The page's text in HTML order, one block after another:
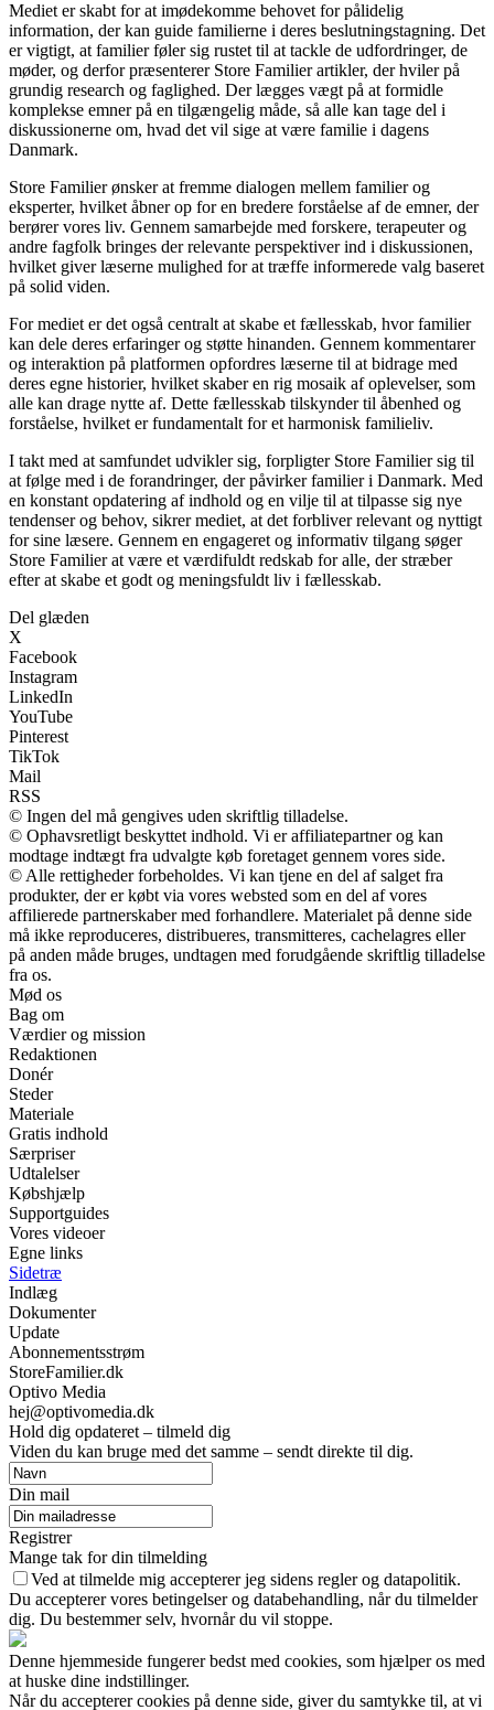
Mediet er skabt for at imødekomme behovet for pålidelig
information, der kan guide familierne i deres beslutningstagning. Det
er vigtigt, at familier føler sig rustet til at tackle de udfordringer, de
møder, og derfor præsenterer Store Familier artikler, der hviler på
grundig research og faglighed. Der lægges vægt på at formidle
komplekse emner på en tilgængelig måde, så alle kan tage del i
diskussionerne om, hvad det vil sige at være familie i dagens
Danmark.
Store Familier ønsker at fremme dialogen mellem familier og
eksperter, hvilket åbner op for en bredere forståelse af de emner, der
berører vores liv. Gennem samarbejde med forskere, terapeuter og
andre fagfolk bringes der relevante perspektiver ind i diskussionen,
hvilket giver læserne mulighed for at træffe informerede valg baseret
på solid viden.
For mediet er det også centralt at skabe et fællesskab, hvor familier
kan dele deres erfaringer og støtte hinanden. Gennem kommentarer
og interaktion på platformen opfordres læserne til at bidrage med
deres egne historier, hvilket skaber en rig mosaik af oplevelser, som
alle kan drage nytte af. Dette fællesskab tilskynder til åbenhed og
forståelse, hvilket er fundamentalt for et harmonisk familieliv.
I takt med at samfundet udvikler sig, forpligter Store Familier sig til
at følge med i de forandringer, der påvirker familier i Danmark. Med
en konstant opdatering af indhold og en vilje til at tilpasse sig nye
tendenser og behov, sikrer mediet, at det forbliver relevant og nyttigt
for sine læsere. Gennem en engageret og informativ tilgang søger
Store Familier at være et værdifuldt redskab for alle, der stræber
efter at skabe et godt og meningsfuldt liv i fællesskab.
Del glæden
X
Facebook
Instagram
LinkedIn
YouTube
Pinterest
TikTok
Mail
RSS
© Ingen del må gengives uden skriftlig tilladelse.
© Ophavsretligt beskyttet indhold. Vi er affiliatepartner og kan
modtage indtægt fra udvalgte køb foretaget gennem vores side.
© Alle rettigheder forbeholdes. Vi kan tjene en del af salget fra
produkter, der er købt via vores websted som en del af vores
affilierede partnerskaber med forhandlere. Materialet på denne side
må ikke reproduceres, distribueres, transmitteres, cachelagres eller
på anden måde bruges, undtagen med forudgående skriftlig tilladelse
fra os.
Mød os
Bag om
Værdier og mission
Redaktionen
Donér
Steder
Materiale
Gratis indhold
Særpriser
Udtalelser
Købshjælp
Supportguides
Vores videoer
Egne links
Sidetræ
Indlæg
Dokumenter
Update
Abonnementsstrøm
StoreFamilier.dk
Optivo Media
hej@optivomedia.dk
Hold dig opdateret – tilmeld dig
Viden du kan bruge med det samme – sendt direkte til dig.
Din mail
Registrer
Mange tak for din tilmelding
Ved at tilmelde mig accepterer jeg sidens regler og datapolitik.
Du accepterer vores betingelser og databehandling, når du tilmelder
dig. Du bestemmer selv, hvornår du vil stoppe.
Denne hjemmeside fungerer bedst med cookies, som hjælper os med
at huske dine indstillinger.
Når du accepterer cookies på denne side, giver du samtykke til, at vi